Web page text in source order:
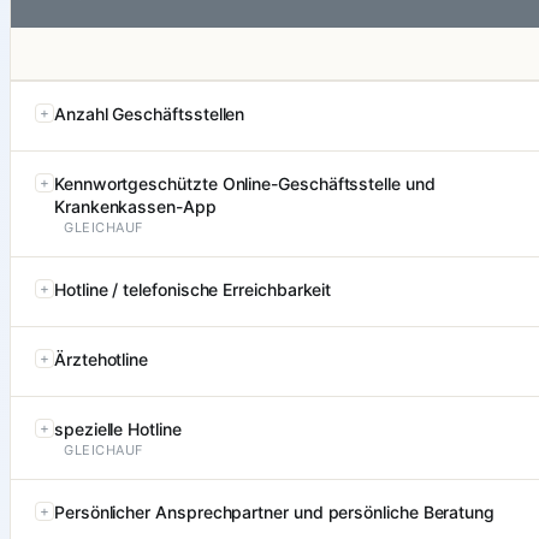
Anzahl Geschäftsstellen
Kennwortgeschützte Online-Geschäftsstelle und
Krankenkassen-App
GLEICHAUF
Hotline / telefonische Erreichbarkeit
Ärztehotline
spezielle Hotline
GLEICHAUF
Persönlicher Ansprechpartner und persönliche Beratung